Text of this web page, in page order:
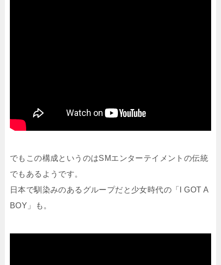
でもこの構成というのはSMエンターテイメントの伝統
でもあるようです。
日本で馴染みのあるグループだと少女時代の「I GOT A
BOY」も。